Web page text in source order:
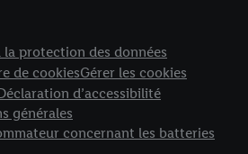
protection des données
de cookiesGérer les cookies
d’accessibilité
générales
concernant les batteries